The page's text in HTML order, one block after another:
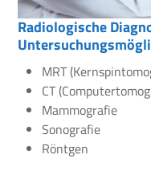
Radiologische
MRT
CT
Mammografie
Sonografie
Röntgen